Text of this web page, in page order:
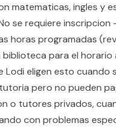
matematicas, ingles y
se requiere inscripcion
horas programadas
biblioteca para el horario
Lodi eligen esto cuando
pero no pueden
o tutores privados,
con problemas